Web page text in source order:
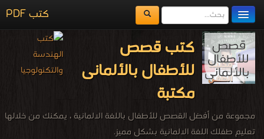
كتب PDF
مكتبة الكتب
المكتبات
يُقرأ حالياً
اضف كتاب
كتب قصص
للأطفال بالألمانى
مكتبة
مجموعة من أفضل القصص للأطفال باللغة الالمانية ، يمكنك من خلالها
تعليم طفلك اللغة الالمانية بشكل مميز.